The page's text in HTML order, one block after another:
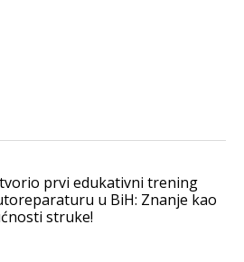
prvi edukativni trening
u BiH: Znanje kao
struke!